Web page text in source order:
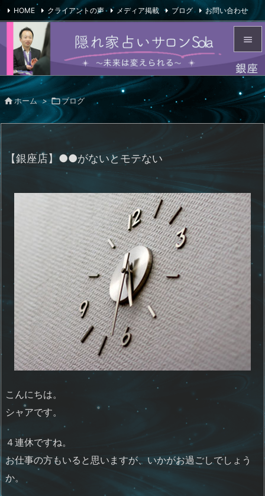


メニュ

サイド

検索
HOME クライアントの声 メディア掲載 ブログ お問い合わせ
会社概要
ホーム > ブログ
【銀座店】●●がないとモテない
こんにちは。
シャアです。
４連休ですね。
お仕事の方もいると思いますが、いかがお過ごしでしょう
か。